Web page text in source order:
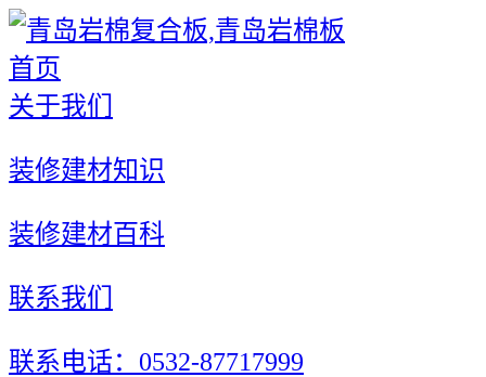
首页
关于我们
装修建材知识
装修建材百科
联系我们
联系电话：0532-87717999